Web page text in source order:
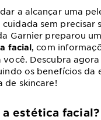
a alcançar uma
sem precisar
Garnier preparou
facial, com
você. Descubra
os benefícios da
de skincare!
a estética facial?